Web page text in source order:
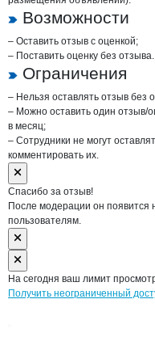
Возможности
– Оставить отзыв с оценкой;
– Поставить оценку без отзыва.
Ограничения
– Нельзя оставлять отзыв без
– Можно оставить один отзыв/
в месяц;
– Сотрудники не могут
комментировать их.
Спасибо за отзыв!
После модерации он появится
пользователям.
На сегодня ваш лимит
Получить неограниченный